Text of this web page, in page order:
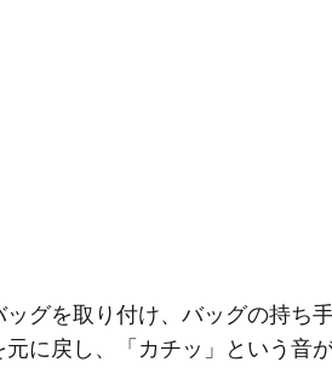
グを取り付け、バッグの持ち
に戻し、「カチッ」という音